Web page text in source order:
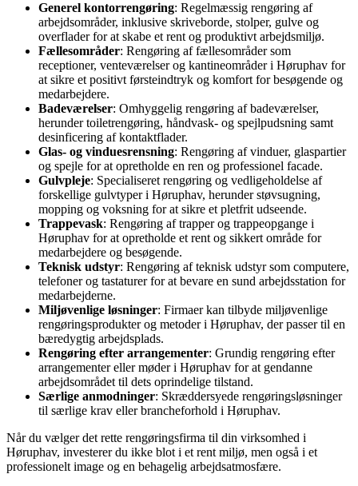
Generel kontorrengøring: Regelmæssig rengøring af
arbejdsområder, inklusive skriveborde, stolper, gulve og
overflader for at skabe et rent og produktivt arbejdsmiljø.
Fællesområder: Rengøring af fællesområder som
receptioner, venteværelser og kantineområder i Høruphav for
at sikre et positivt førsteindtryk og komfort for besøgende og
medarbejdere.
Badeværelser: Omhyggelig rengøring af badeværelser,
herunder toiletrengøring, håndvask- og spejlpudsning samt
desinficering af kontaktflader.
Glas- og vinduesrensning: Rengøring af vinduer, glaspartier
og spejle for at opretholde en ren og professionel facade.
Gulvpleje: Specialiseret rengøring og vedligeholdelse af
forskellige gulvtyper i Høruphav, herunder støvsugning,
mopping og voksning for at sikre et pletfrit udseende.
Trappevask: Rengøring af trapper og trappeopgange i
Høruphav for at opretholde et rent og sikkert område for
medarbejdere og besøgende.
Teknisk udstyr: Rengøring af teknisk udstyr som computere,
telefoner og tastaturer for at bevare en sund arbejdsstation for
medarbejderne.
Miljøvenlige løsninger: Firmaer kan tilbyde miljøvenlige
rengøringsprodukter og metoder i Høruphav, der passer til en
bæredygtig arbejdsplads.
Rengøring efter arrangementer: Grundig rengøring efter
arrangementer eller møder i Høruphav for at gendanne
arbejdsområdet til dets oprindelige tilstand.
Særlige anmodninger: Skræddersyede rengøringsløsninger
til særlige krav eller brancheforhold i Høruphav.
Når du vælger det rette rengøringsfirma til din virksomhed i
Høruphav, investerer du ikke blot i et rent miljø, men også i et
professionelt image og en behagelig arbejdsatmosfære.